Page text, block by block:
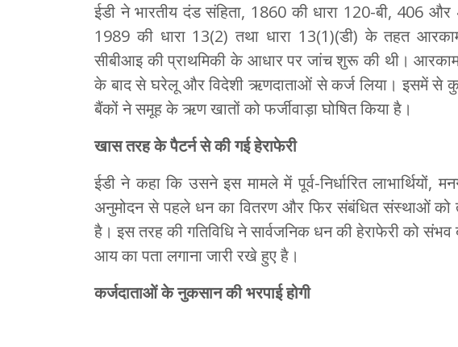
ईडी ने भारतीय दंड संहिता, 1860 की धारा 120-बी, 406 और
1989 की धारा 13(2) तथा धारा 13(1)(डी) के तहत
सीबीआइ की प्राथमिकी के आधार पर जांच शुरू की थी।
के बाद से घरेलू और विदेशी ऋणदाताओं से कर्ज लिया। इसमें से
बैंकों ने समूह के ऋण खातों को फर्जीवाड़ा घोषित किया है।
खास तरह के पैटर्न से की गई हेराफेरी
ईडी ने कहा कि उसने इस मामले में पूर्व-निर्धारित लाभार्थियों,
अनुमोदन से पहले धन का वितरण और फिर संबंधित संस्थाओं को
है। इस तरह की गतिविधि ने सार्वजनिक धन की हेराफेरी को
आय का पता लगाना जारी रखे हुए है।
कर्जदाताओं के नुकसान की भरपाई होगी